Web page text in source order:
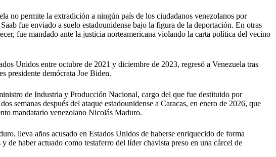
no permite la extradición a ningún país de los ciudadanos venezolanos por
fue enviado a suelo estadounidense bajo la figura de la deportación. En otras
fue mandado ante la justicia norteamericana violando la carta política del vecino
Unidos entre octubre de 2021 y diciembre de 2023, regresó a Venezuela tras
presidente demócrata Joe Biden.
de Industria y Producción Nacional, cargo del que fue destituido por
semanas después del ataque estadounidense a Caracas, en enero de 2026, que
mandatario venezolano Nicolás Maduro.
lleva años acusado en Estados Unidos de haberse enriquecido de forma
de haber actuado como testaferro del líder chavista preso en una cárcel de